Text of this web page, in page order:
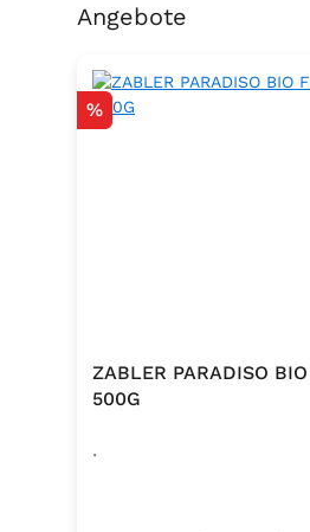
Produktgalerie überspringen
Angebote
Rabatt
%
ZABLER PARADISO
500G
.